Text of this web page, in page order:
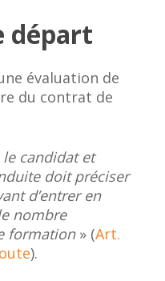
départ
évaluation de
du contrat de
candidat et
doit préciser
d’entrer en
nombre
formation» (Art.
).